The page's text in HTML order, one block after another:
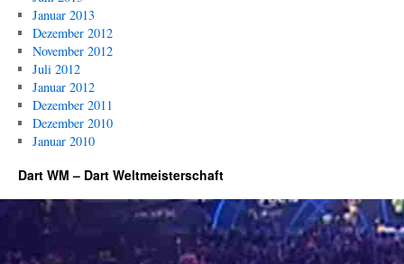
Januar 2013
Dezember 2012
November 2012
Juli 2012
Januar 2012
Dezember 2011
Dezember 2010
Januar 2010
Dart WM – Dart Weltmeisterschaft